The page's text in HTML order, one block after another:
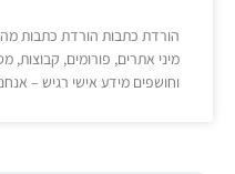
הורדת כתבות הורדת כתבות
מיני אתרים, פורומים, קבוצות,
וחושפים מידע אישי רגיש –